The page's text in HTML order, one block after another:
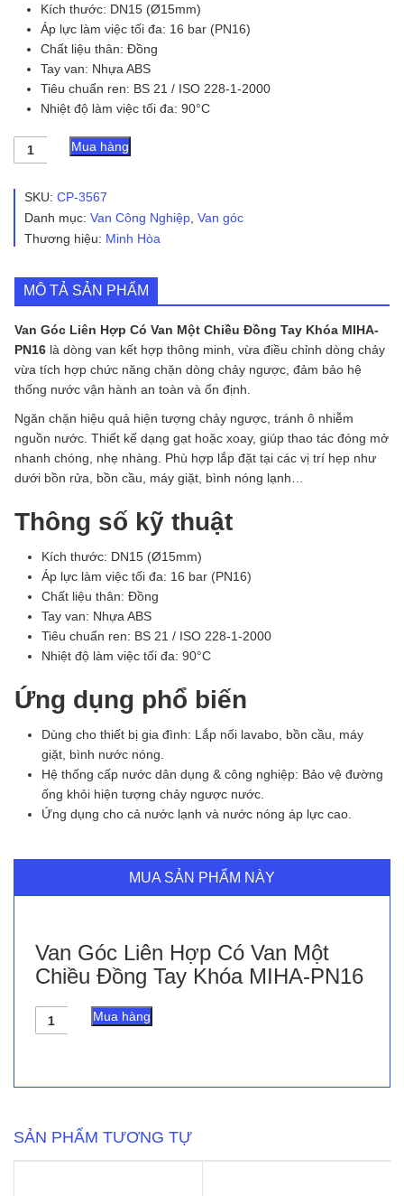
Kích thước: DN15 (Ø15mm)
Áp lực làm việc tối đa: 16 bar (PN16)
Chất liệu thân: Đồng
Tay van: Nhựa ABS
Tiêu chuẩn ren: BS 21 / ISO 228-1-2000
Nhiệt độ làm việc tối đa: 90°C
Van
Góc
Hợp
Van
Một
Tay
Khóa
MIHA-
PN16
số
lượng
Mua hàng
SKU: CP-3567
Danh mục: Van Công Nghiệp, Van góc
Thương hiệu: Minh Hòa
MÔ TẢ SẢN PHẨM
Van Góc Liên Hợp Có Van Một Chiều Đồng Tay Khóa MIHA-
PN16 là dòng van kết hợp thông minh, vừa điều chỉnh dòng chảy
vừa tích hợp chức năng chặn dòng chảy ngược, đảm bảo hệ
thống nước vận hành an toàn và ổn định.
Ngăn chặn hiệu quả hiện tượng chảy ngược, tránh ô nhiễm
nguồn nước. Thiết kế dạng gạt hoặc xoay, giúp thao tác đóng mở
nhanh chóng, nhẹ nhàng. Phù hợp lắp đặt tại các vị trí hẹp như
dưới bồn rửa, bồn cầu, máy giặt, bình nóng lạnh…
Thông số kỹ thuật
Kích thước: DN15 (Ø15mm)
Áp lực làm việc tối đa: 16 bar (PN16)
Chất liệu thân: Đồng
Tay van: Nhựa ABS
Tiêu chuẩn ren: BS 21 / ISO 228-1-2000
Nhiệt độ làm việc tối đa: 90°C
Ứng dụng phổ biến
Dùng cho thiết bị gia đình: Lắp nối lavabo, bồn cầu, máy
giặt, bình nước nóng.
Hệ thống cấp nước dân dụng & công nghiệp: Bảo vệ đường
ống khỏi hiện tượng chảy ngược nước.
Ứng dụng cho cả nước lạnh và nước nóng áp lực cao.
MUA SẢN PHẨM NÀY
Van Góc Liên Hợp Có Van Một
Chiều Đồng Tay Khóa MIHA-PN16
Van
Góc
Đồng
Tay
Mua hàng
SẢN PHẨM TƯƠNG TỰ